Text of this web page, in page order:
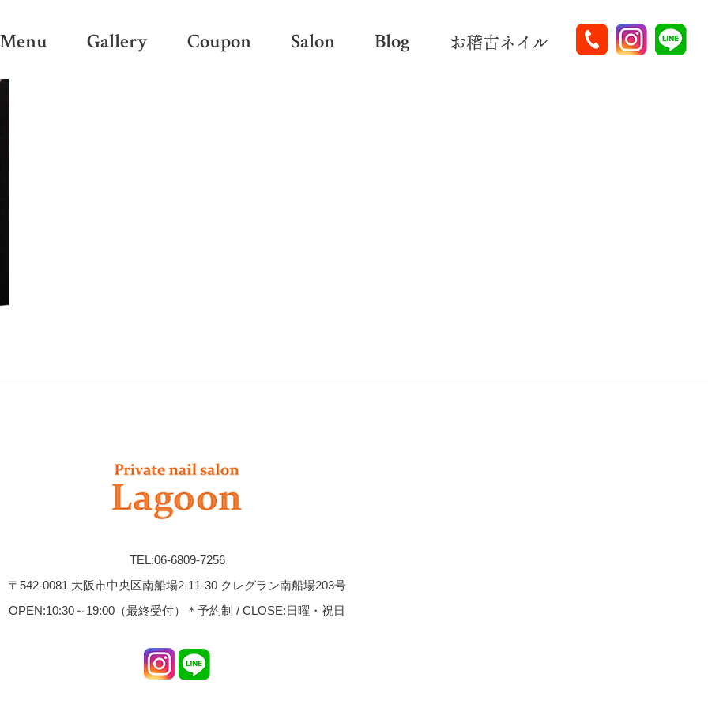
Menu Gallery Coupon Salon Blog お稽古ネイル
TEL:06-6809-7256
〒542-0081 大阪市中央区南船場2-11-30 クレグラン南船場203号
OPEN:10:30～19:00（最終受付）＊予約制 / CLOSE:日曜・祝日